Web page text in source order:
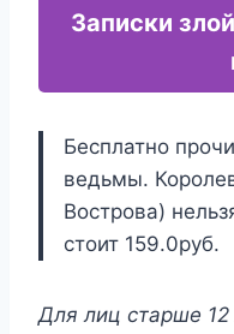
Записки
Бесплатно
ведьмы.
Вострова)
стоит 159.0руб.
Для лиц старше 12